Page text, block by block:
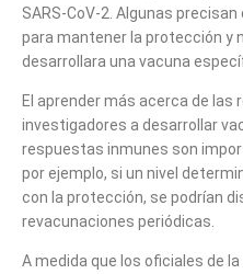
SARS-CoV-2. Algunas
para mantener la protección y
desarrollara una vacuna
El aprender más acerca de
investigadores a desarrollar
respuestas inmunes son
por ejemplo, si un nivel
con la protección, se podrían
revacunaciones periódicas.
A medida que los oficiales de